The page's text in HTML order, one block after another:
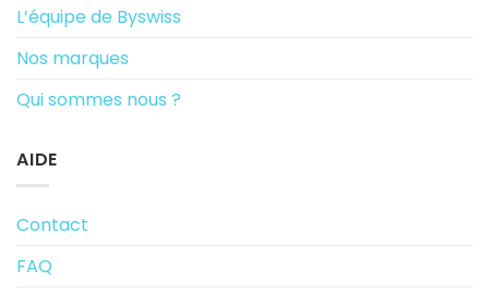
L’équipe de Byswiss
Nos marques
Qui sommes nous ?
AIDE
Contact
FAQ